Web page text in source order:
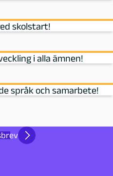
skolstart!
i alla ämnen!
språk och samarbete!